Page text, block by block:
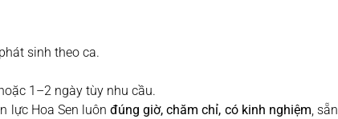
sinh theo ca.
1–2 ngày tùy nhu cầu.
lực Hoa Sen luônđúng giờ, chăm chỉ, có kinh nghiệm, sẵn